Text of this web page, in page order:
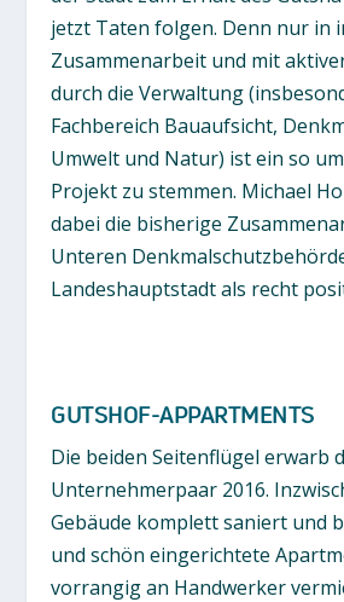
jetzt Taten folgen. Denn nur in
Zusammenarbeit und mit
durch die Verwaltung
Fachbereich Bauaufsicht,
Umwelt und Natur) ist ein so
Projekt zu stemmen. Michael
dabei die bisherige
Unteren
Landeshauptstadt als recht
GUTSHOF-APPARTMENTS
Die beiden Seitenflügel erwarb
Unternehmerpaar 2016.
Gebäude komplett saniert und
und schön eingerichtete
vorrangig an Handwerker